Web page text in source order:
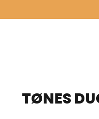
TØNES